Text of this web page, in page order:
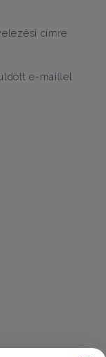
címre
e-maillel